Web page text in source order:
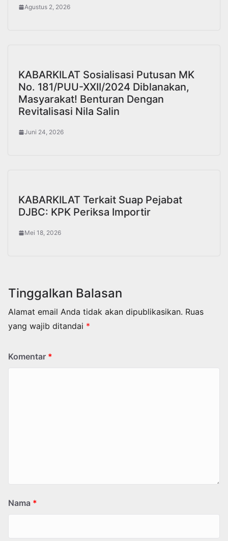
Agustus 2, 2026
KABARKILAT Sosialisasi Putusan MK
No. 181/PUU-XXII/2024 Diblanakan,
Masyarakat! Benturan Dengan
Revitalisasi Nila Salin
Juni 24, 2026
KABARKILAT Terkait Suap Pejabat
DJBC: KPK Periksa Importir
Mei 18, 2026
Tinggalkan Balasan
Alamat email Anda tidak akan dipublikasikan. Ruas
yang wajib ditandai *
Komentar *
Nama *